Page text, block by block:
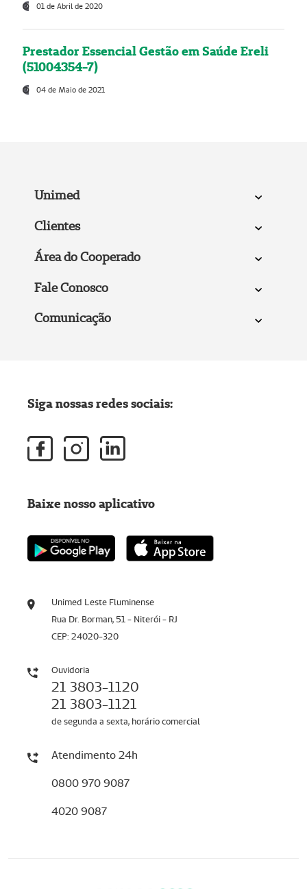
01 de Abril de 2020
Prestador Essencial Gestão em Saúde Ereli
(51004354-7)
04 de Maio de 2021
Unimed
Clientes
Área do Cooperado
Fale Conosco
Comunicação
Unimed Leste Fluminense
Rua Dr. Borman, 51 - Niterói - RJ
CEP: 24020-320
Ouvidoria
21 3803-1120
21 3803-1121
de segunda a sexta, horário comercial
Atendimento 24h
0800 970 9087
4020 9087
Siga nossas redes sociais:
Baixe nosso aplicativo